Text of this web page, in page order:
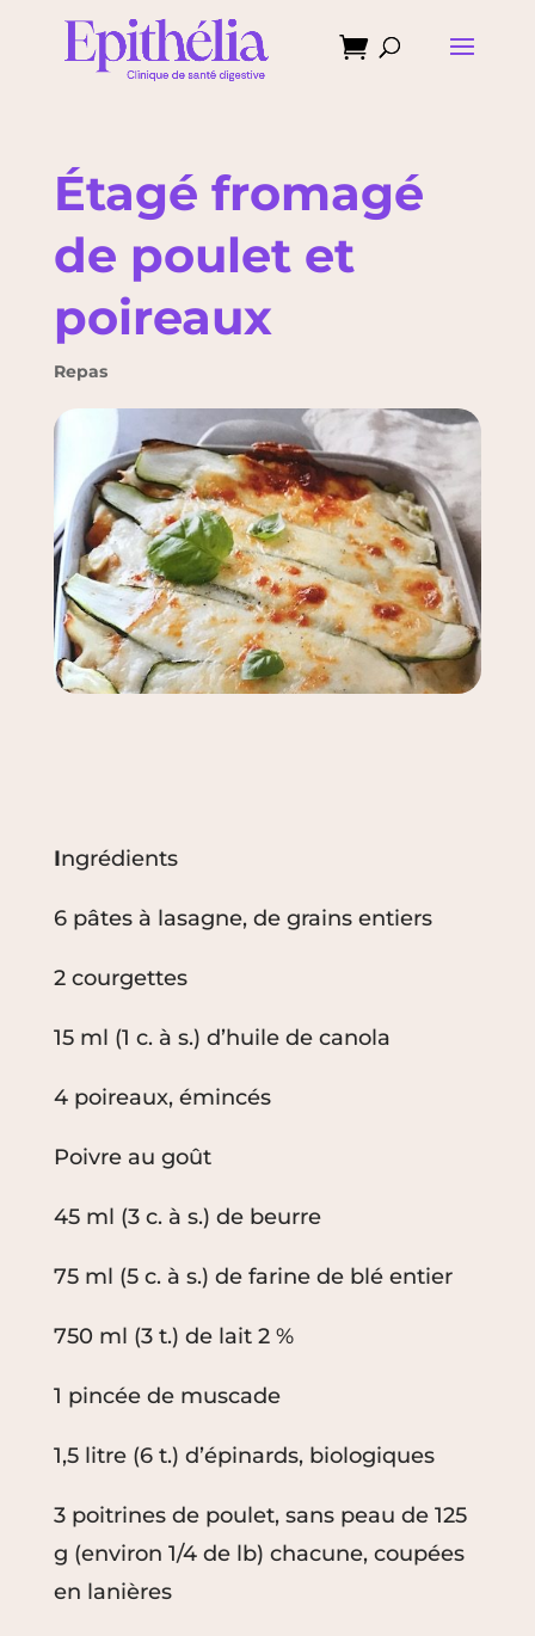

Étagé fromagé
de poulet et
poireaux
Repas
Ingrédients
6 pâtes à lasagne, de grains entiers
2 courgettes
15 ml (1 c. à s.) d’huile de canola
4 poireaux, émincés
Poivre au goût
45 ml (3 c. à s.) de beurre
75 ml (5 c. à s.) de farine de blé entier
750 ml (3 t.) de lait 2 %
1 pincée de muscade
1,5 litre (6 t.) d’épinards, biologiques
3 poitrines de poulet, sans peau de 125
g (environ 1/4 de lb) chacune, coupées
en lanières